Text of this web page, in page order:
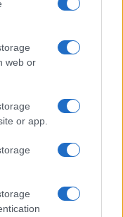
web or
or app.
di Galib